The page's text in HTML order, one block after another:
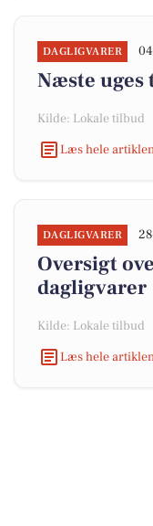
DAGLIGVARER
Næste
Kilde: Lokale tilbud
Læs hele
DAGLIGVARER
Oversigt
dagligvarer
Kilde: Lokale tilbud
Læs hele